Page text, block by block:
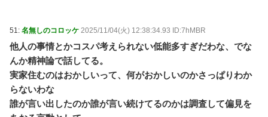
51: 名無しのコロッケ 2025/11/04(火) 12:38:34.93 ID:7hMBR
他人の事情とかコスパ考えられない低能多すぎだわな、でな
んか精神論で話してる。
実家住むのはおかしいって、何がおかしいのかさっぱりわか
らないわな
誰が言い出したのか誰が言い続けてるのかは調査して偏見を